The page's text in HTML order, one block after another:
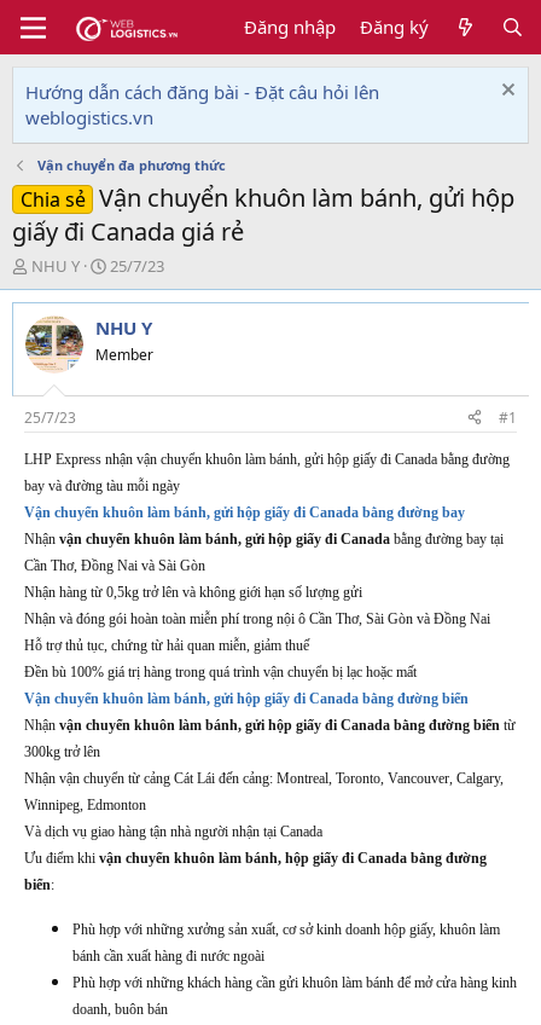
Đăng nhập Đăng ký
Hướng dẫn cách đăng bài - Đặt câu hỏi lên
weblogistics.vn
Vận chuyển đa phương thức
Chia sẻ Vận chuyển khuôn làm bánh, gửi hộp
giấy đi Canada giá rẻ
T
h
r
e
a
d
s
t
a
r
t
e
NHU Y
N
g
à
y
g
i
25/7/23
NHU Y
Member
25/7/23 #1
LHP Express nhận vận chuyển khuôn làm bánh, gửi hộp giấy đi Canada bằng đường
bay và đường tàu mỗi ngày
Vận chuyển khuôn làm bánh, gửi hộp giấy đi Canada bằng đường bay
Nhận vận chuyển khuôn làm bánh, gửi hộp giấy đi Canada bằng đường bay tại
Cần Thơ, Đồng Nai và Sài Gòn
Nhận hàng từ 0,5kg trở lên và không giới hạn số lượng gửi
Nhận và đóng gói hoàn toàn miễn phí trong nội ô Cần Thơ, Sài Gòn và Đồng Nai
Hỗ trợ thủ tục, chứng từ hải quan miễn, giảm thuế
Đền bù 100% giá trị hàng trong quá trình vận chuyển bị lạc hoặc mất
Vận chuyển khuôn làm bánh, gửi hộp giấy đi Canada bằng đường biển
Nhận vận chuyển khuôn làm bánh, gửi hộp giấy đi Canada bằng đường biển từ
300kg trở lên
Nhận vận chuyển từ cảng Cát Lái đến cảng: Montreal, Toronto, Vancouver, Calgary,
Winnipeg, Edmonton
Và dịch vụ giao hàng tận nhà người nhận tại Canada
Ưu điểm khi vận chuyển khuôn làm bánh, hộp giấy đi Canada bằng đường
biển:
Phù hợp với những xưởng sản xuất, cơ sở kinh doanh hộp giấy, khuôn làm
bánh cần xuất hàng đi nước ngoài
Phù hợp với những khách hàng cần gửi khuôn làm bánh để mở cửa hàng kinh
doanh, buôn bán